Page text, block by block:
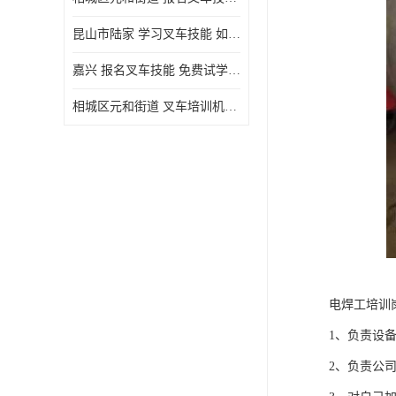
昆山市陆家 学习叉车技能 如何选择很重要
嘉兴 报名叉车技能 免费试学联系电话
相城区元和街道 叉车培训机构 如何选择很重要
电焊工培训
1、负责设
2、负责公